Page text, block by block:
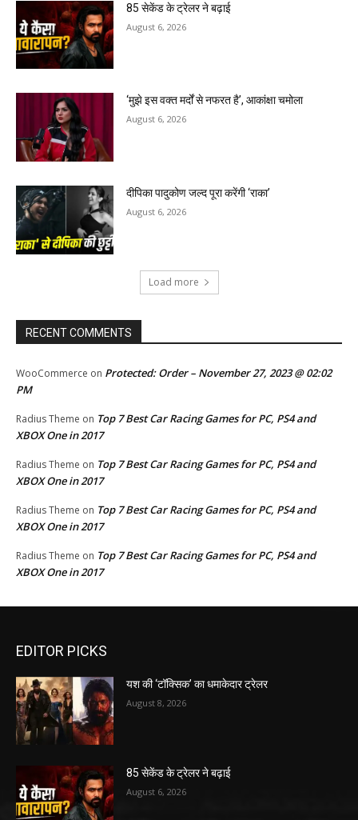
85 सेकेंड के ट्रेलर ने बढ़ाई
August 6, 2026
‘मुझे इस वक्त मर्दों से नफरत है’, आकांक्षा चमोला
August 6, 2026
दीपिका पादुकोण जल्द पूरा करेंगी ‘राका’
August 6, 2026
Load more
RECENT COMMENTS
WooCommerce on Protected: Order – November 27, 2023 @ 02:02
PM
Radius Theme on Top 7 Best Car Racing Games for PC, PS4 and
XBOX One in 2017
Radius Theme on Top 7 Best Car Racing Games for PC, PS4 and
XBOX One in 2017
Radius Theme on Top 7 Best Car Racing Games for PC, PS4 and
XBOX One in 2017
Radius Theme on Top 7 Best Car Racing Games for PC, PS4 and
XBOX One in 2017
EDITOR PICKS
यश की ‘टॉक्सिक’ का धमाकेदार ट्रेलर
August 8, 2026
85 सेकेंड के ट्रेलर ने बढ़ाई
August 6, 2026